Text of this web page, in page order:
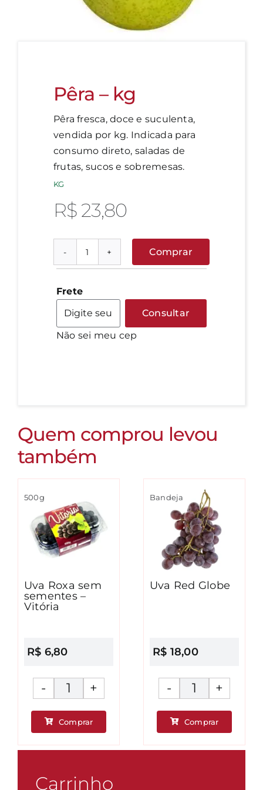
Pêra – kg
Pêra fresca, doce e suculenta,
vendida por kg. Indicada para
consumo direto, saladas de
frutas, sucos e sobremesas.
KG
R$23,80
Comprar
Frete
Consultar
Não sei meu cep
Quem comprou levou
também
500g
Uva Roxa sem
sementes –
Vitória
R$ 6,80
Uva
Roxa
sem
sementes
Vitória
Comprar
Bandeja
Uva Red Globe
R$ 18,00
Uva
Red
Globe
Comprar
Carrinho